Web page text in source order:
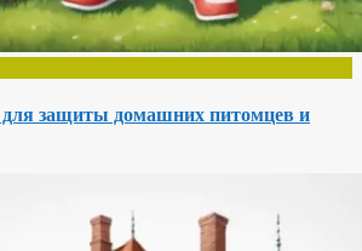
для защиты домашних питомцев и